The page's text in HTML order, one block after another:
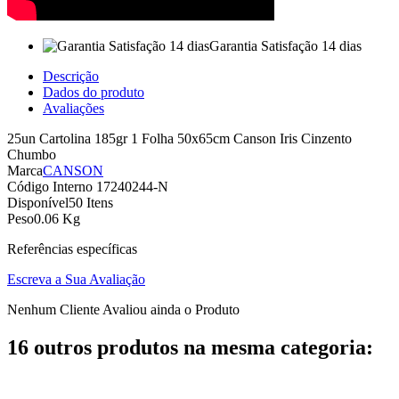
Garantia Satisfação 14 dias
Descrição
Dados do produto
Avaliações
25un Cartolina 185gr 1 Folha 50x65cm Canson Iris Cinzento
Chumbo
MarcaCANSON
Código Interno 17240244-N
Disponível50 Itens
Peso0.06 Kg
Referências específicas
Escreva a Sua Avaliação
Nenhum Cliente Avaliou ainda o Produto
16 outros produtos na mesma categoria: